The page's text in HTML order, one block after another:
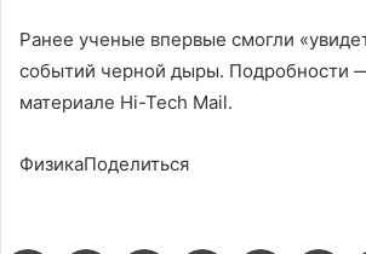
Ранее ученые впервые смогли
событий черной дыры. Подробности
материале Hi-Tech Mail.
ФизикаПоделиться